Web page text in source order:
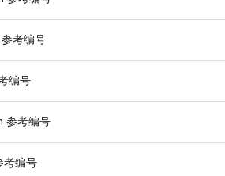
考编号
编号
参考编号
考编号